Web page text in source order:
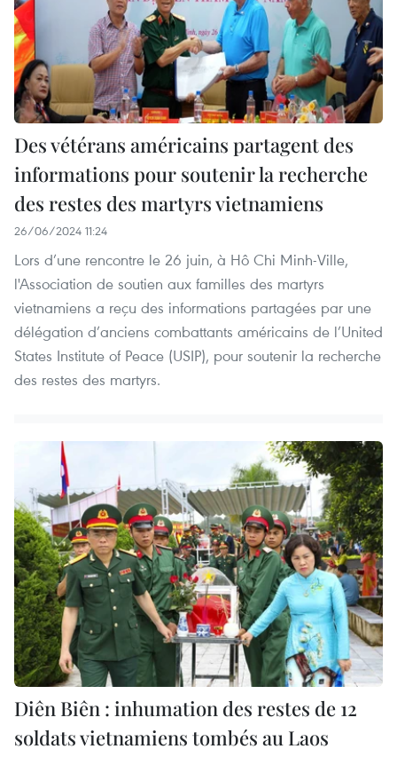
Des vétérans américains partagent des
informations pour soutenir la recherche
des restes des martyrs vietnamiens
26/06/2024 11:24
Lors d’une rencontre le 26 juin, à Hô Chi Minh-Ville,
l'Association de soutien aux familles des martyrs
vietnamiens a reçu des informations partagées par une
délégation d’anciens combattants américains de l’United
States Institute of Peace (USIP), pour soutenir la recherche
des restes des martyrs.
Diên Biên : inhumation des restes de 12
soldats vietnamiens tombés au Laos